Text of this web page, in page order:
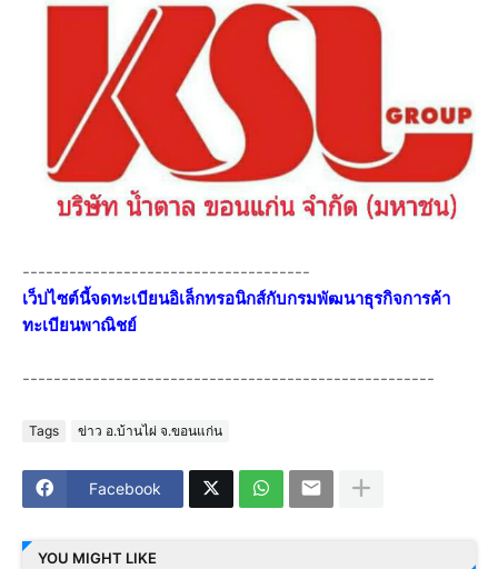
-------------------------------------
เว็ปไซต์นี้จดทะเบียนอิเล็กทรอนิกส์กับกรมพัฒนาธุรกิจการค้า
ทะเบียนพาณิชย์
-----------------------------------------------------
Tags ข่าว อ.บ้านไผ่ จ.ขอนแก่น
Facebook
YOU MIGHT LIKE